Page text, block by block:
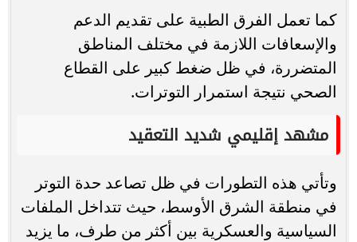
كما تعمل الفرق الطبية على تقديم الدعم
والإسعافات اللازمة في مختلف المناطق
المتضررة، في ظل ضغط كبير على القطاع
الصحي نتيجة استمرار التوترات.
مشهد إقليمي شديد التعقيد
وتأتي هذه التطورات في ظل تصاعد حدة التوتر
في منطقة الشرق الأوسط، حيث تتداخل الملفات
السياسية والعسكرية بين أكثر من طرف، ما يزيد